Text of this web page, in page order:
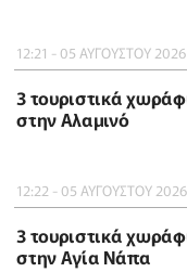
12:21 - 05 ΑΥΓΟΥΣΤΟΥ 2026
3 τουριστικά
στην Αλαμινό
12:22 - 05 ΑΥΓΟΥΣΤΟΥ 2026
3 τουριστικά
στην Αγία Νάπα